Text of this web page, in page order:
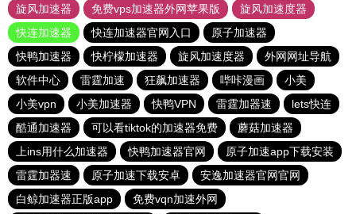
旋风加速器
免费vps加速器外网苹果版
旋风加速度器
快连加速器
快连加速器官网入口
原子加速器
快鸭加速器
快柠檬加速器 旋风加速度器
外网网址导航
软件中心
雷霆加速 狂飙加速器 哔咔漫画
小美
小美vpn
小美加速器 快鸭VPN 雷霆加器速
lets快连
酷通加速器
可以看tiktok的加速器免费
蘑菇加速器
上ins用什么加速器
快鸭加速器官网
原子加速app下载安装
雷霆加器速
原子加速下载安卓
安逸加速器官网官网
白鲸加速器正版app
免费vqn加速外网